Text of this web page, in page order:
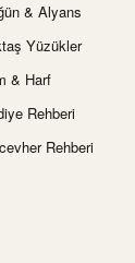
& Alyans
Yüzükler
& Harf
Rehberi
Rehberi